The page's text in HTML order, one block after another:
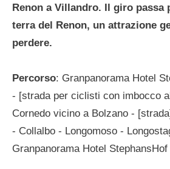
Renon a Villandro. Il giro passa
terra del Renon, un attrazione
perdere.
Percorso: Granpanorama Hotel
- [strada per ciclisti con imbocco
Cornedo vicino a Bolzano -
- Collalbo - Longomoso -
Granpanorama Hotel StephansHof